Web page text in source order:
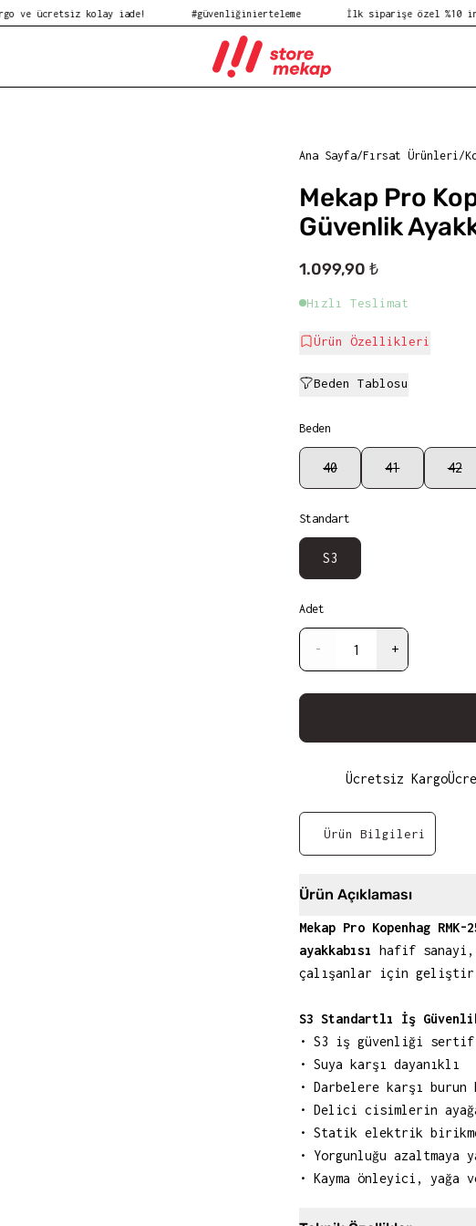
kolay iade! #güvenliğinierteleme İlk siparişe özel %10 indirim!
Ana Sayfa/Fırsat Ürünleri/
Mekap Pro
Güvenlik
1.099,90 ₺
Hızlı Teslimat
Ürün Özellikleri
Beden Tablosu
Beden
40 41 42
Standart
S3
Adet
- +
Ücretsiz Kargo
Ürün Bilgileri
Ürün Açıklaması
Mekap Pro Kopenhag
ayakkabısı hafif
çalışanlar için
S3 Standartlı İş
• S3 iş güvenliği
• Suya karşı dayanıklı
• Darbelere karşı burun
• Delici cisimlerin
• Statik elektrik
• Yorgunluğu azaltmaya
• Kayma önleyici, yağa